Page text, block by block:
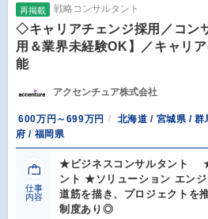
再掲載 戦略コンサルタント
◇キャリアチェンジ採用／コン
用＆業界未経験OK】／キャリ
能
アクセンチュア株式会社
600万円～699万円
北海道 / 宮城県 /
府 / 福岡県
仕事
内容
★ビジネスコンサルタント
ント ★ソリューション エン
道筋を描き、プロジェクトを
制度あり◎